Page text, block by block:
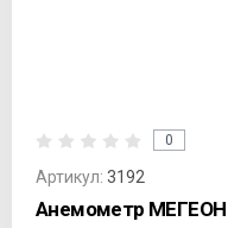
0
Артикул: 3192
Анемометр МЕГЕОН